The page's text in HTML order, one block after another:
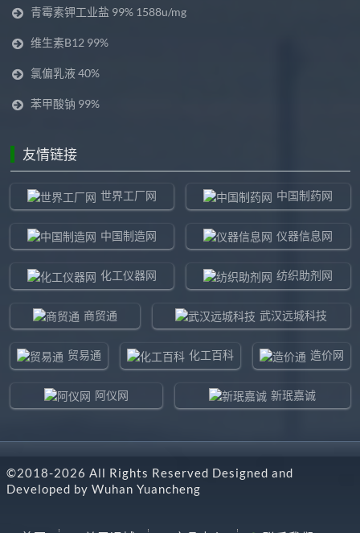
青霉素钾工业盐 99% 1588u/mg
维生素B12 99%
氯偏乳液 40%
苯甲酸钠 99%
友情链接
世界工厂网 中国制药网
中国制造网 仪器信息网
化工仪器网 纺织助剂网
商贸通 武汉远城科技
贸易通 化工百科 造价网
阿仪网 新珉嘉诚
东北制造网 药智通
©2018-2026 All Rights Reserved Designed and
Developed by Wuhan Yuancheng